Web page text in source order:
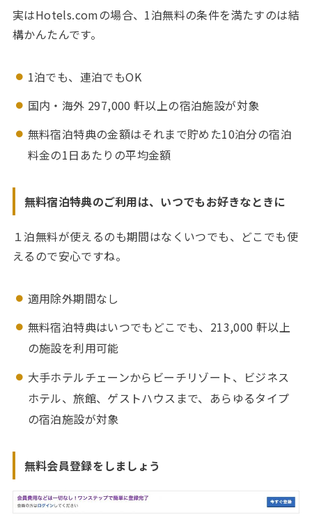
実はHotels.comの場合、1泊無料の条件を満たすのは結
構かんたんです。
1泊でも、連泊でもOK
国内・海外 297,000 軒以上の宿泊施設が対象
無料宿泊特典の金額はそれまで貯めた10泊分の宿泊
料金の1日あたりの平均金額
無料宿泊特典のご利用は、いつでもお好きなときに
１泊無料が使えるのも期間はなくいつでも、どこでも使
えるので安心ですね。
適用除外期間なし
無料宿泊特典はいつでもどこでも、213,000 軒以上
の施設を利用可能
大手ホテルチェーンからビーチリゾート、ビジネス
ホテル、旅館、ゲストハウスまで、あらゆるタイプ
の宿泊施設が対象
無料会員登録をしましょう